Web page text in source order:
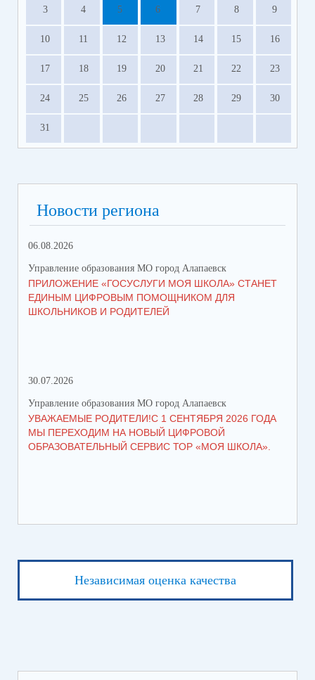
3 4 5 6 7 8 9
10 11 12 13 14 15 16
17 18 19 20 21 22 23
24 25 26 27 28 29 30
31
Новости региона
06.08.2026
Управление образования МО город Алапаевск
ПРИЛОЖЕНИЕ «ГОСУСЛУГИ МОЯ ШКОЛА» СТАНЕТ
ЕДИНЫМ ЦИФРОВЫМ ПОМОЩНИКОМ ДЛЯ
ШКОЛЬНИКОВ И РОДИТЕЛЕЙ
30.07.2026
Управление образования МО город Алапаевск
УВАЖАЕМЫЕ РОДИТЕЛИ!С 1 СЕНТЯБРЯ 2026 ГОДА
МЫ ПЕРЕХОДИМ НА НОВЫЙ ЦИФРОВОЙ
ОБРАЗОВАТЕЛЬНЫЙ СЕРВИС ТОР «МОЯ ШКОЛА».
Независимая оценка качества